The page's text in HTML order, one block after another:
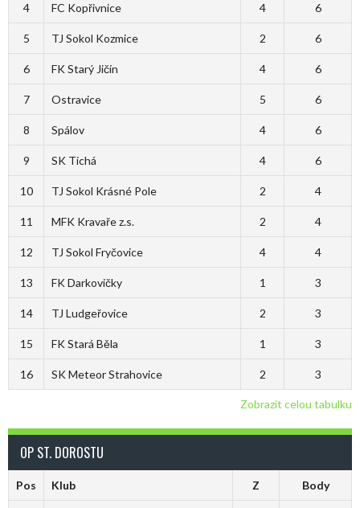
4 FC Kopřivnice 4 6
5 TJ Sokol Kozmice 2 6
6 FK Starý Jičín 4 6
7 Ostravice 5 6
8 Spálov 4 6
9 SK Tichá 4 6
10 TJ Sokol Krásné Pole 2 4
11 MFK Kravaře z.s. 2 4
12 TJ Sokol Fryčovice 4 4
13 FK Darkovičky 1 3
14 TJ Ludgeřovice 2 3
15 FK Stará Běla 1 3
16 SK Meteor Strahovice 2 3
Zobrazit celou tabulku
OP ST. DOROSTU
Pos Klub Z Body